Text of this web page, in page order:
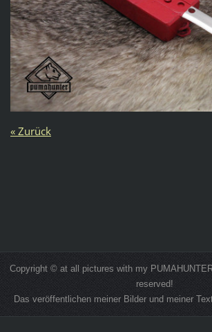
« Zurück
Copyright © at all pictures with my
reserved!
Das veröffentlichen meiner Bilder und meiner